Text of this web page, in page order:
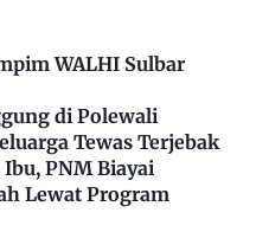
WALHI Sulbar
di Polewali
Tewas Terjebak
PNM Biayai
Lewat Program